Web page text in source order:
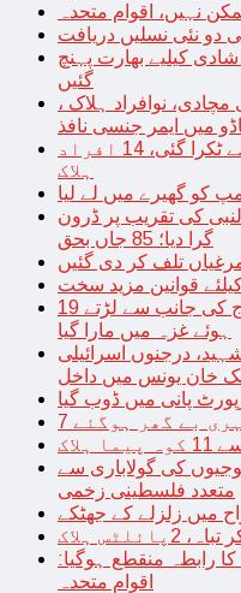
نہیں، اقوام متحدہ
دو نئی نسلیں دریافت
کیلیے بھارت پہنچ
گئیں
نوافراد ہلاک ،
میں ایمر جنسی نافذ
تھائی لینڈ میں ڈبل ڈیکر بس درخت سے ٹکرا گئی، 14 افراد
ہلاک
کو گھیرے میں لے لیا
کی تقریب پر ڈرون
گرا دیا؛ 85 جاں بحق
مرغیاں تلف کر دی گئیں
قوانین مزید سخت
19 سالہ برطانوی شہری اسرائیلی فوج کی جانب سے لڑتے
ہوئے غزہ میں مارا گیا
اسکولوں پربمباری سے50 شہید، درجنوں اسرائیلی
خان یونس میں داخل
پانی میں ڈوب گیا
کی گولاباری سے
متعدد فلسطینی زخمی
میں زلزلے کے جھٹکے
ہلاک
رابطہ منقطع ہوگیا:
اقوام متحدہ